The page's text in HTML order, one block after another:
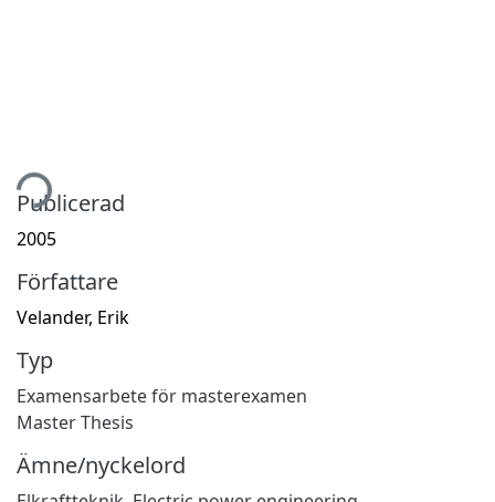
Publicerad
2005
Författare
Velander, Erik
Typ
Examensarbete för masterexamen
Master Thesis
Ämne/nyckelord